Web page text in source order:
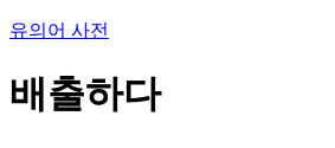
유의어 사전
배출하다